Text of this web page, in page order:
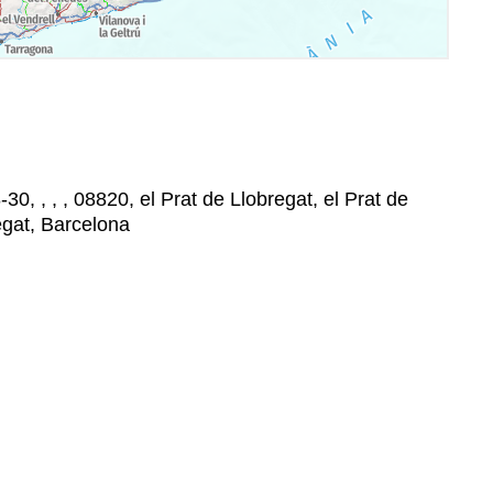
, , , 08820, el Prat de Llobregat, el Prat de
Barcelona